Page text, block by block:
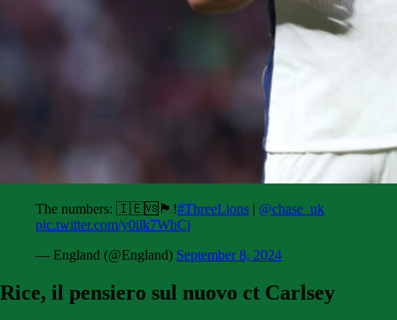
The numbers: 🇮🇪🆚🏴󠁧󠁢󠁥󠁮󠁧󠁿!#ThreeLions | @chase_uk
pic.twitter.com/y0ilk7WhCj
— England (@England) September 8, 2024
Rice, il pensiero sul nuovo ct Carlsey